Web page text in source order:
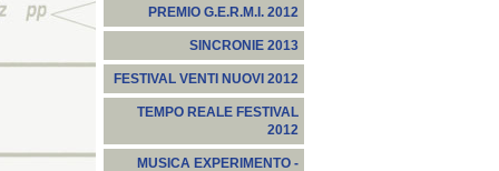
PREMIO G.E.R.M.I. 2012
SINCRONIE 2013
FESTIVAL VENTI NUOVI 2012
TEMPO REALE FESTIVAL
2012
MUSICA EXPERIMENTO -